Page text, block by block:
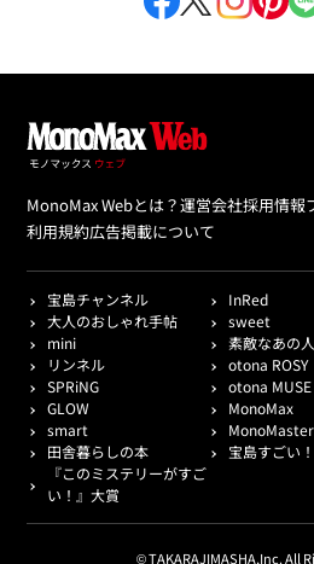
MonoMax Webとは？運営会社採用情報
利用規約広告掲載について
宝島チャンネル
InRed
大人のおしゃれ手帖
sweet
mini
素敵なあの人
リンネル
otona ROSY
SPRiNG
otona MUSE
GLOW
MonoMax
smart
MonoMaster
田舎暮らしの本
宝島すごい
『このミステリーがすご
い！』大賞
© TAKARAJIMASHA,Inc. All